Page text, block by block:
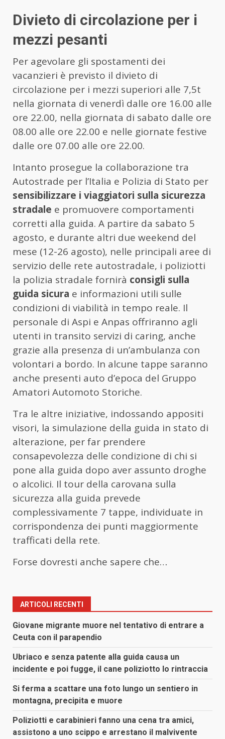
Divieto di circolazione per i
mezzi pesanti
Per agevolare gli spostamenti dei
vacanzieri è previsto il divieto di
circolazione per i mezzi superiori alle 7,5t
nella giornata di venerdì dalle ore 16.00 alle
ore 22.00, nella giornata di sabato dalle ore
08.00 alle ore 22.00 e nelle giornate festive
dalle ore 07.00 alle ore 22.00.
Intanto prosegue la collaborazione tra
Autostrade per l’Italia e Polizia di Stato per
sensibilizzare i viaggiatori sulla sicurezza
stradale e promuovere comportamenti
corretti alla guida. A partire da sabato 5
agosto, e durante altri due weekend del
mese (12-26 agosto), nelle principali aree di
servizio delle rete autostradale, i poliziotti
la polizia stradale fornirà consigli sulla
guida sicura e informazioni utili sulle
condizioni di viabilità in tempo reale. Il
personale di Aspi e Anpas offriranno agli
utenti in transito servizi di caring, anche
grazie alla presenza di un’ambulanza con
volontari a bordo. In alcune tappe saranno
anche presenti auto d’epoca del Gruppo
Amatori Automoto Storiche.
Tra le altre iniziative, indossando appositi
visori, la simulazione della guida in stato di
alterazione, per far prendere
consapevolezza delle condizione di chi si
pone alla guida dopo aver assunto droghe
o alcolici. Il tour della carovana sulla
sicurezza alla guida prevede
complessivamente 7 tappe, individuate in
corrispondenza dei punti maggiormente
trafficati della rete.
Forse dovresti anche sapere che…
ARTICOLI RECENTI
Giovane migrante muore nel tentativo di entrare a
Ceuta con il parapendio
Ubriaco e senza patente alla guida causa un
incidente e poi fugge, il cane poliziotto lo rintraccia
Si ferma a scattare una foto lungo un sentiero in
montagna, precipita e muore
Poliziotti e carabinieri fanno una cena tra amici,
assistono a uno scippo e arrestano il malvivente